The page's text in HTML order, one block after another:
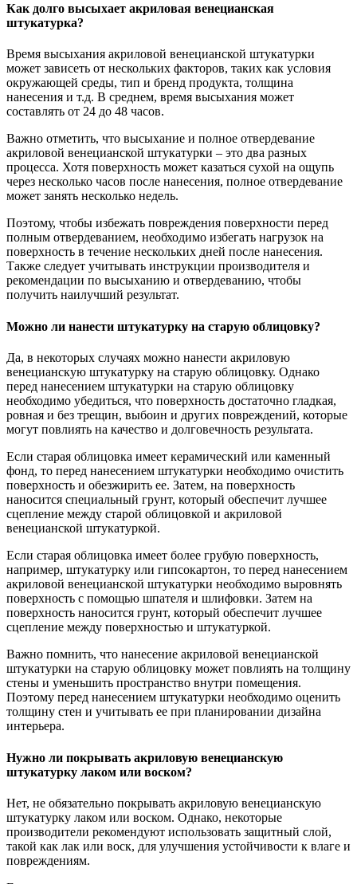
Как долго высыхает акриловая венецианская
штукатурка?
Время высыхания акриловой венецианской штукатурки
может зависеть от нескольких факторов, таких как условия
окружающей среды, тип и бренд продукта, толщина
нанесения и т.д. В среднем, время высыхания может
составлять от 24 до 48 часов.
Важно отметить, что высыхание и полное отвердевание
акриловой венецианской штукатурки – это два разных
процесса. Хотя поверхность может казаться сухой на ощупь
через несколько часов после нанесения, полное отвердевание
может занять несколько недель.
Поэтому, чтобы избежать повреждения поверхности перед
полным отвердеванием, необходимо избегать нагрузок на
поверхность в течение нескольких дней после нанесения.
Также следует учитывать инструкции производителя и
рекомендации по высыханию и отвердеванию, чтобы
получить наилучший результат.
Можно ли нанести штукатурку на старую облицовку?
Да, в некоторых случаях можно нанести акриловую
венецианскую штукатурку на старую облицовку. Однако
перед нанесением штукатурки на старую облицовку
необходимо убедиться, что поверхность достаточно гладкая,
ровная и без трещин, выбоин и других повреждений, которые
могут повлиять на качество и долговечность результата.
Если старая облицовка имеет керамический или каменный
фонд, то перед нанесением штукатурки необходимо очистить
поверхность и обезжирить ее. Затем, на поверхность
наносится специальный грунт, который обеспечит лучшее
сцепление между старой облицовкой и акриловой
венецианской штукатуркой.
Если старая облицовка имеет более грубую поверхность,
например, штукатурку или гипсокартон, то перед нанесением
акриловой венецианской штукатурки необходимо выровнять
поверхность с помощью шпателя и шлифовки. Затем на
поверхность наносится грунт, который обеспечит лучшее
сцепление между поверхностью и штукатуркой.
Важно помнить, что нанесение акриловой венецианской
штукатурки на старую облицовку может повлиять на толщину
стены и уменьшить пространство внутри помещения.
Поэтому перед нанесением штукатурки необходимо оценить
толщину стен и учитывать ее при планировании дизайна
интерьера.
Нужно ли покрывать акриловую венецианскую
штукатурку лаком или воском?
Нет, не обязательно покрывать акриловую венецианскую
штукатурку лаком или воском. Однако, некоторые
производители рекомендуют использовать защитный слой,
такой как лак или воск, для улучшения устойчивости к влаге и
повреждениям.